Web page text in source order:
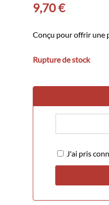
9,70€
Conçu pour offrir une
Rupture de stock
J'ai pris